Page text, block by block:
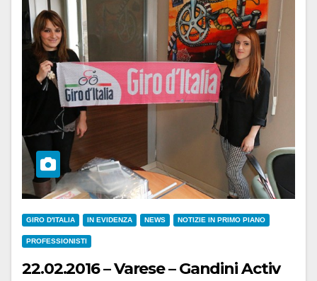
GIRO D'ITALIA IN EVIDENZA NEWS NOTIZIE IN PRIMO PIANO
PROFESSIONISTI
22.02.2016 – Varese – Gandini Activ